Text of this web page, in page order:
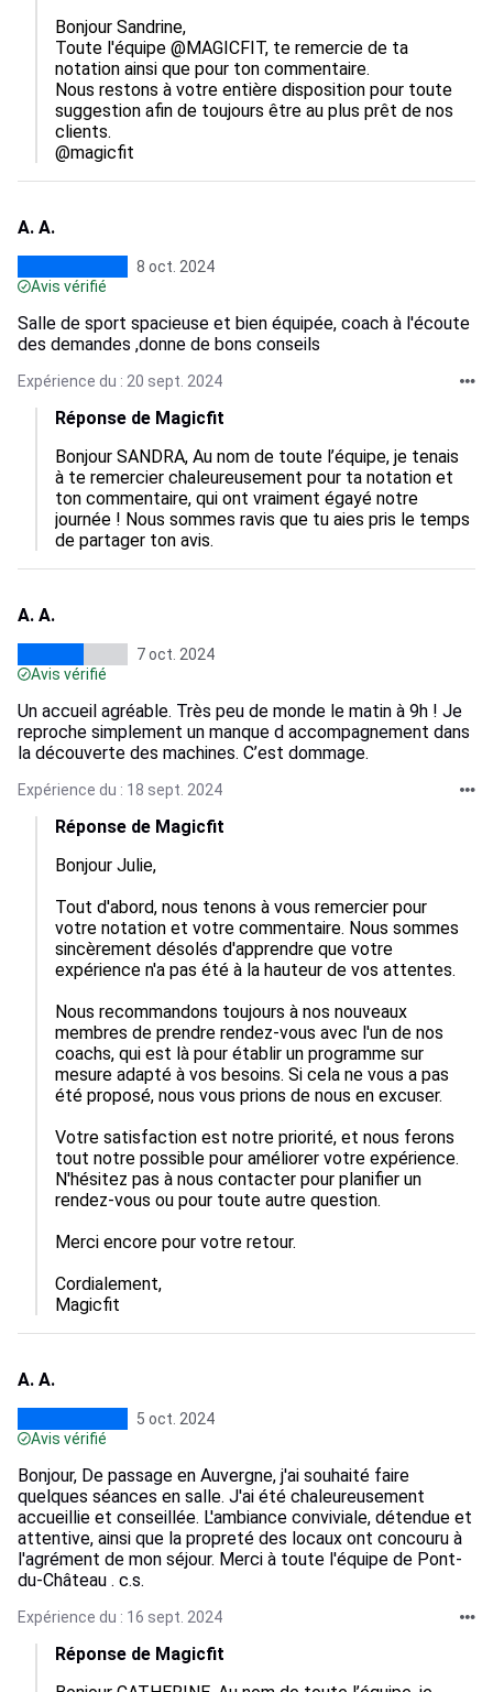
Bonjour Sandrine,
Toute l'équipe @MAGICFIT, te remercie de ta
notation ainsi que pour ton commentaire.
Nous restons à votre entière disposition pour toute
suggestion afin de toujours être au plus prêt de nos
clients.
@magicfit
A. A.
8 oct. 2024
Avis vérifié
Salle de sport spacieuse et bien équipée, coach à l'écoute
des demandes ,donne de bons conseils
Expérience du : 20 sept. 2024
Réponse de Magicfit
Bonjour SANDRA, Au nom de toute l’équipe, je tenais
à te remercier chaleureusement pour ta notation et
ton commentaire, qui ont vraiment égayé notre
journée ! Nous sommes ravis que tu aies pris le temps
de partager ton avis.
A. A.
7 oct. 2024
Avis vérifié
Un accueil agréable. Très peu de monde le matin à 9h ! Je
reproche simplement un manque d accompagnement dans
la découverte des machines. C’est dommage.
Expérience du : 18 sept. 2024
Réponse de Magicfit
Bonjour Julie,
Tout d'abord, nous tenons à vous remercier pour
votre notation et votre commentaire. Nous sommes
sincèrement désolés d'apprendre que votre
expérience n'a pas été à la hauteur de vos attentes.
Nous recommandons toujours à nos nouveaux
membres de prendre rendez-vous avec l'un de nos
coachs, qui est là pour établir un programme sur
mesure adapté à vos besoins. Si cela ne vous a pas
été proposé, nous vous prions de nous en excuser.
Votre satisfaction est notre priorité, et nous ferons
tout notre possible pour améliorer votre expérience.
N'hésitez pas à nous contacter pour planifier un
rendez-vous ou pour toute autre question.
Merci encore pour votre retour.
Cordialement,
Magicfit
A. A.
5 oct. 2024
Avis vérifié
Bonjour, De passage en Auvergne, j'ai souhaité faire
quelques séances en salle. J'ai été chaleureusement
accueillie et conseillée. L'ambiance conviviale, détendue et
attentive, ainsi que la propreté des locaux ont concouru à
l'agrément de mon séjour. Merci à toute l'équipe de Pont-
du-Château . c.s.
Expérience du : 16 sept. 2024
Réponse de Magicfit